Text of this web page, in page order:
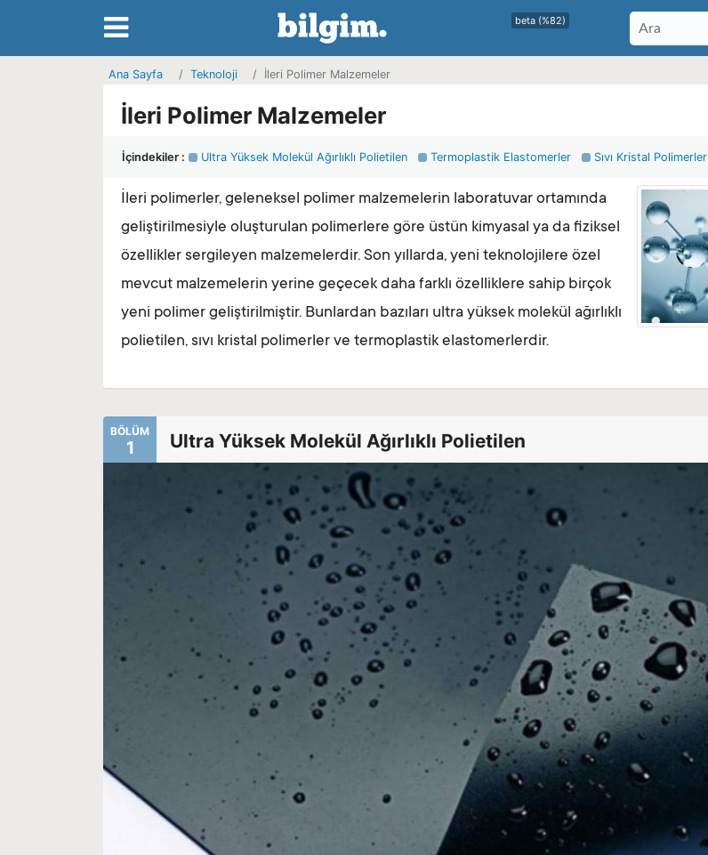
beta (%82)
Ana Sayfa Teknoloji İleri Polimer Malzemeler
İleri Polimer Malzemeler
İçindekiler : Ultra Yüksek Molekül Ağırlıklı Polietilen Termoplastik Elastomerler Sıvı Kristal Polimerler
İleri polimerler, geleneksel polimer malzemelerin laboratuvar ortamında
geliştirilmesiyle oluşturulan polimerlere göre üstün kimyasal ya da fiziksel
özellikler sergileyen malzemelerdir. Son yıllarda, yeni teknolojilere özel
mevcut malzemelerin yerine geçecek daha farklı özelliklere sahip birçok
yeni polimer geliştirilmiştir. Bunlardan bazıları ultra yüksek molekül ağırlıklı
polietilen, sıvı kristal polimerler ve termoplastik elastomerlerdir.
BÖLÜM
1 Ultra Yüksek Molekül Ağırlıklı Polietilen